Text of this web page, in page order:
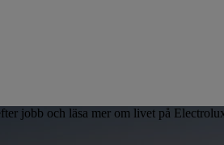
jobb och läsa mer om livet på